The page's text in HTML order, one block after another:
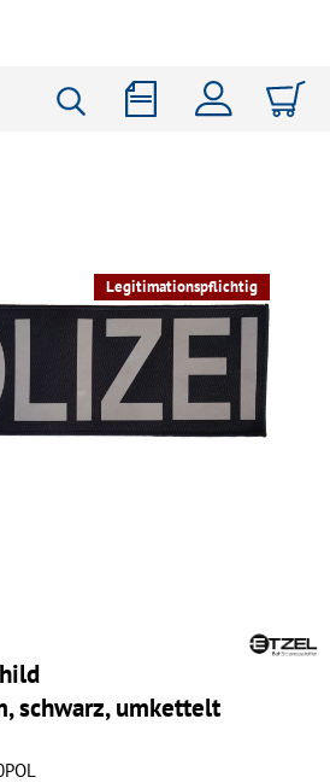
Legitimationspflichtig
schwarz, umkettelt